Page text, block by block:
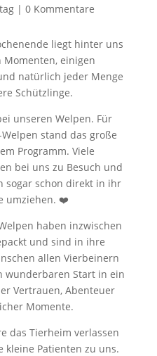
| 0 Kommentare
liegt hinter uns
Momenten, einigen
natürlich jeder Menge
Schützlinge.
unseren Welpen. Für
stand das große
Programm. Viele
bei uns zu Besuch und
sogar schon direkt in ihr
umziehen. ❤️
haben inzwischen
und sind in ihre
allen Vierbeinern
wunderbaren Start in ein
Vertrauen, Abenteuer
Momente.
das Tierheim verlassen
kleine Patienten zu uns.